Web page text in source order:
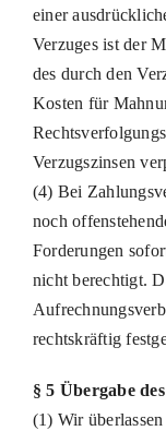
einer
Verzuges ist der
des durch den
Kosten für
Verzugszinsen
(4) Bei
noch
Forderungen
nicht berechtigt.
rechtskräftig
§ 5 Übergabe
(1) Wir